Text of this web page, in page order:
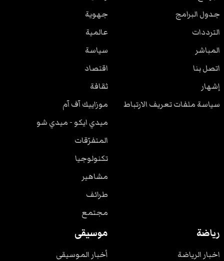
جدول البرامج
الترددات
المباشر
اتصل بنا
إشهار
سياسة ملفات تعريف الارتباط
جهوية
عالمية
سياسة
اقتصاد
ثقافة
موزاييك آف آم
ميدي ايكو - ميدي شو
المتفرّقات
تكنولوجيا
مشاهير
طرائف
مجتمع
رياضة
اخبار الرياضة
موسيقى
أخبار الموسيقى